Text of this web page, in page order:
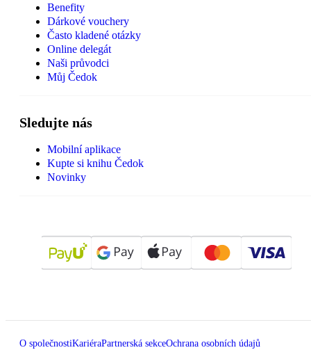
Benefity
Dárkové vouchery
Často kladené otázky
Online delegát
Naši průvodci
Můj Čedok
Sledujte nás
Mobilní aplikace
Kupte si knihu Čedok
Novinky
O společnostiKariéraPartnerská sekceOchrana osobních údajů